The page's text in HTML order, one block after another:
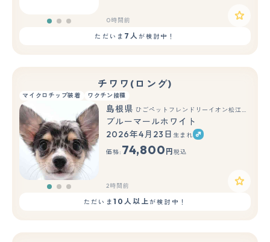
0時間前
ただいま 7人が検討中！
チワワ(ロング)
マイクロチップ装着 ワクチン接種
もっと見る
島根県 ひごペットフレンドリーイオン松江ショッピングセンター店
ブルーマールホワイト
2026年4月23日 生まれ
価格: 74,800 円 税込
2時間前
ただいま 10人以上が検討中！